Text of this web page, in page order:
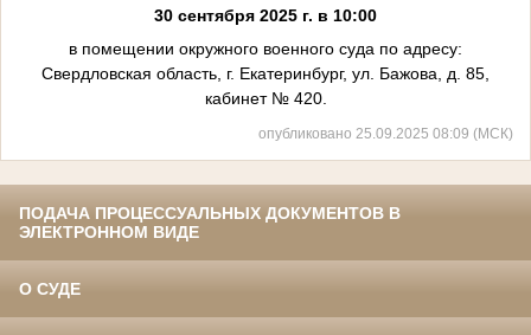
30 сентября 2025 г. в 10:00
в помещении окружного военного суда по адресу:
Свердловская область, г. Екатеринбург, ул. Бажова, д. 85,
кабинет № 420.
опубликовано 25.09.2025 08:09 (МСК)
ПОДАЧА ПРОЦЕССУАЛЬНЫХ ДОКУМЕНТОВ В
ЭЛЕКТРОННОМ ВИДЕ
О СУДЕ